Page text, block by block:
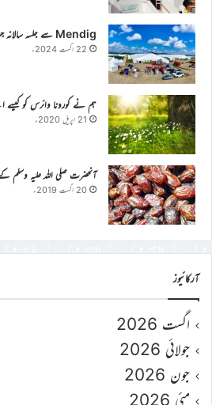
Mendig سے جلسہ سالانہ جرمنی کی تیاری کی ایک رپورٹ
22 اگست 2024ء
ہم نے کورونا وائرس کو کیسے
21 اپریل 2020ء
آنحضرت صلی اللہ علیہ وسلم
20 اگست 2019ء
آرکائیوز
اگست 2026
جولائی 2026
جون 2026
مئی 2026